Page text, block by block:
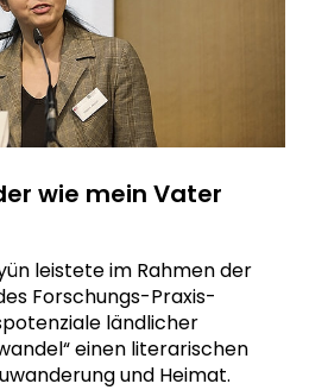
wie mein Vater
leistete im Rahmen der
Forschungs-Praxis-
ländlicher
einen literarischen
und Heimat.